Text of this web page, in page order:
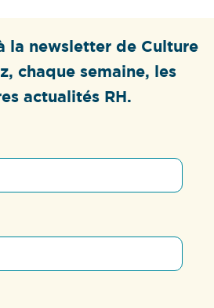
la newsletter de Culture
chaque semaine, les
actualités RH.